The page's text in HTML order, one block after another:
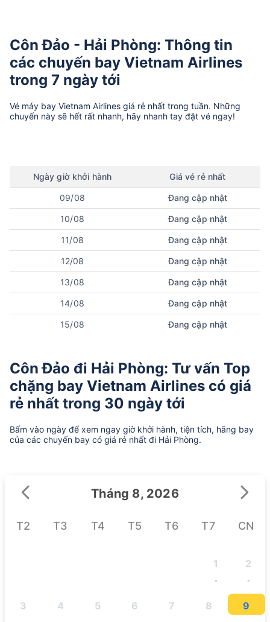
Côn Đảo - Hải Phòng: Thông tin
các chuyến bay Vietnam Airlines
trong 7 ngày tới
Vé máy bay Vietnam Airlines giá rẻ nhất trong tuần. Những
chuyến này sẽ hết rất nhanh, hãy nhanh tay đặt vé ngay!
Ngày giờ khởi hành Giá vé rẻ nhất
09/08 Đang cập nhật
10/08 Đang cập nhật
11/08 Đang cập nhật
12/08 Đang cập nhật
13/08 Đang cập nhật
14/08 Đang cập nhật
15/08 Đang cập nhật
Côn Đảo đi Hải Phòng: Tư vấn Top
chặng bay Vietnam Airlines có giá
rẻ nhất trong 30 ngày tới
Bấm vào ngày để xem ngay giờ khởi hành, tiện tích, hãng bay
của các chuyến bay có giá rẻ nhất đi Hải Phòng.
Tháng 8, 2026
T2 T3 T4 T5 T6 T7 CN
1
-
2
-
3 4 5 6 7 8 9